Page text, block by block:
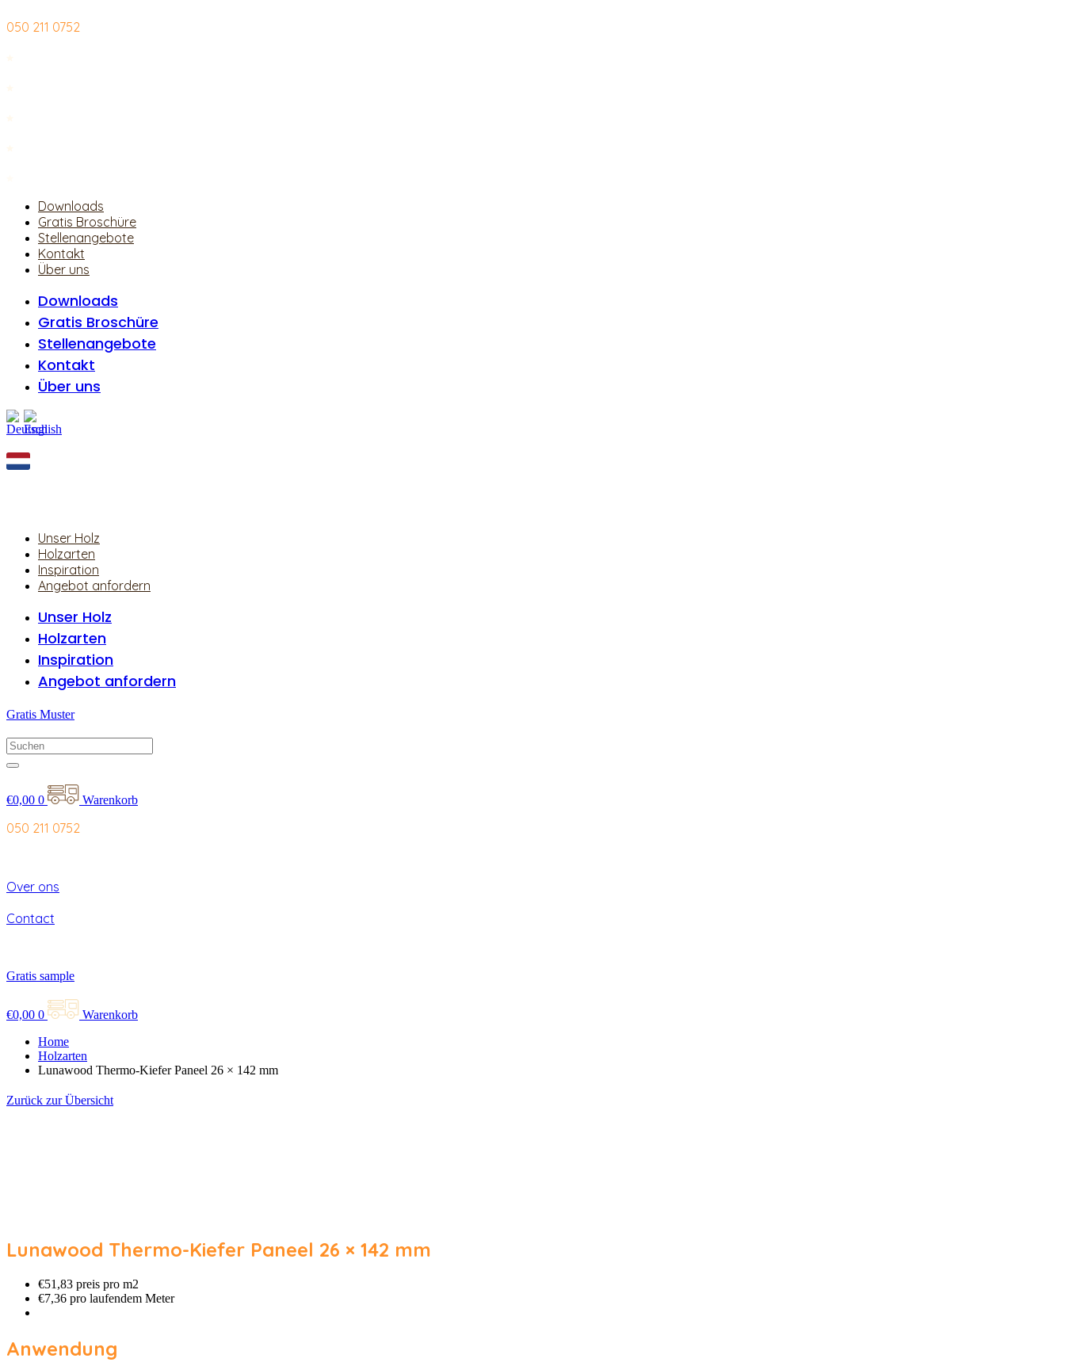
Inhalt
050 211 0752
Downloads
Gratis Broschüre
Stellenangebote
Kontakt
Über uns
Downloads
Gratis Broschüre
Stellenangebote
Kontakt
Über uns
Unser Holz
Holzarten
Inspiration
Angebot anfordern
Unser Holz
Holzarten
Inspiration
Angebot anfordern
Gratis Muster
€0,00 0 Warenkorb
050 211 0752
Over ons
Contact
Gratis sample
€0,00 0
Warenkorb
Home
Holzarten
Lunawood Thermo-Kiefer Paneel 26 × 142 mm
Zurück zur Übersicht
Lunawood Thermo-Kiefer Paneel 26 × 142 mm
€51,83 preis pro m2
€7,36 pro laufendem Meter
Anwendung